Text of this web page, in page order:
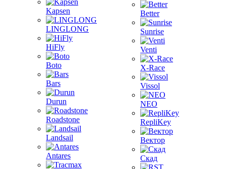
Kapsen
LINGLONG
HiFly
Boto
Bars
Durun
Roadstone
Landsail
Antares
Better
Sunrise
Venti
X-Race
Vissol
NEO
RepliKey
Вектор
Скад